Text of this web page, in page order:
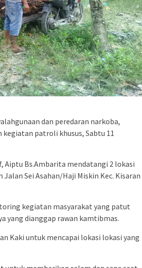
dan peredaran narkoba,
patroli khusus, Sabtu 11
Aiptu Bs.Ambarita mendatangi 2 lokasi
Sei Asahan/Haji Miskin Kec. Kisaran
kegiatan masyarakat yang patut
yang dianggap rawan kamtibmas.
Kaki untuk mencapai lokasi lokasi yang